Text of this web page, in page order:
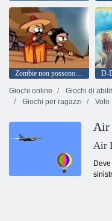
Giochi online
Giochi di
Giochi per ragazzi
Volo
Air
Air